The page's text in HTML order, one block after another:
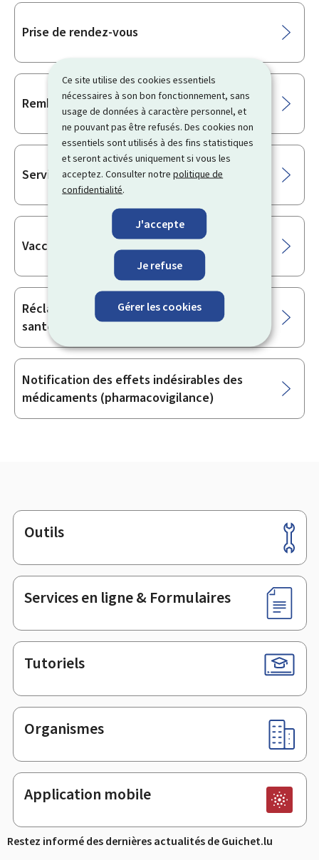
Ce site utilise des cookies essentiels
nécessaires à son bon fonctionnement, sans
usage de données à caractère personnel, et
ne pouvant pas être refusés. Des cookies non
essentiels sont utilisés à des fins statistiques
et seront activés uniquement si vous les
acceptez. Consulter notrepolitique de
confidentialité.
J'accepte
Je refuse
Gérer les cookies
Prise de rendez-vous
Remboursement
Services d’urgence
Vaccination & Prévention
Réclamation auprès de la Direction de la
santé
Notification des effets indésirables des
médicaments (pharmacovigilance)
Pied
de
page
Outils
Services en ligne & Formulaires
Tutoriels
Organismes
Application mobile
Restez informé des dernières actualités de Guichet.lu